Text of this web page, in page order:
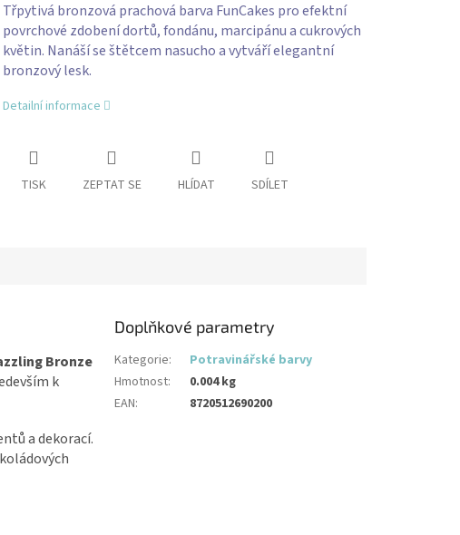
Třpytivá bronzová prachová barva FunCakes pro efektní
povrchové zdobení dortů, fondánu, marcipánu a cukrových
květin. Nanáší se štětcem nasucho a vytváří elegantní
bronzový lesk.
Detailní informace
TISK ZEPTAT SE HLÍDAT SDÍLET
Bronze
k
a dekorací.
Doplňkové parametry
Kategorie:
Potravinářské barvy
Hmotnost:
0.004 kg
EAN: 8720512690200